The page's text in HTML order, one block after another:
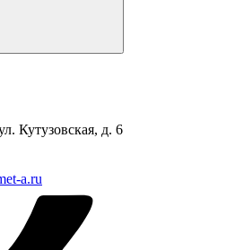
Кутузовская, д. 6
a.ru